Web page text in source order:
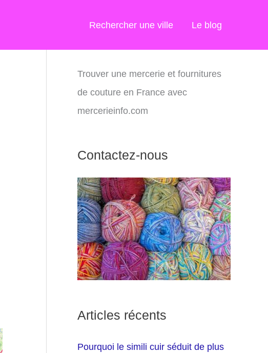
Rechercher une ville Le blog
Trouver une mercerie et fournitures
de couture en France avec
mercerieinfo.com
Contactez-nous
Articles récents
Pourquoi le simili cuir séduit de plus